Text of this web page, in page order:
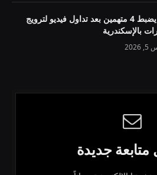
الأمن يضبط 4 متهمين بعد تداول فيديو لترويج
بالإسكندرية
جديدة